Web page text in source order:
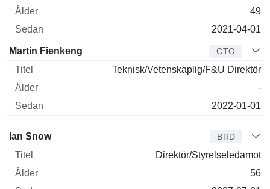
49
2021-04-01
Martin Fienkeng CTO
Teknisk/Vetenskaplig/F&U Direktör
-
2022-01-01
Styrelseledamot
Ian Snow BRD
Direktör/Styrelseledamot
56